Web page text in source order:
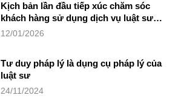
Kịch bản lần đầu tiếp xúc chăm sóc
khách hàng sử dụng dịch vụ luật sư
riêng
12/01/2026
Tư duy pháp lý là dụng cụ pháp lý của
luật sư
24/11/2024